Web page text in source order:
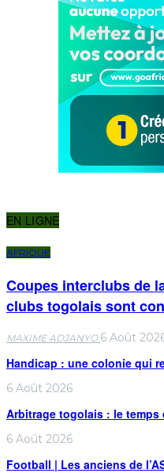
EN LIGNE
AFRIQUE
Coupes interclubs de
clubs togolais sont
MAXIME ADJANYO 6 Août
Handicap : une colonie qui
6 Août 2026
Arbitrage togolais : le
6 Août 2026
Football | Les anciens de